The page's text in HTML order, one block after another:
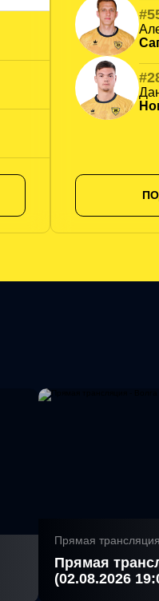
Прямая трансляция
Прямая
(02.08.2026